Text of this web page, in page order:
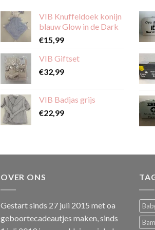
VIB Knuffeldoek konijn
blauw Glow in de Dark
€15,99
VIB Giftset
€32,99
VIB Badjas grijs
€22,99
OVER ONS
Gestart sinds 27 juli 2015 met oa
geboortecadeautjes maken, sinds